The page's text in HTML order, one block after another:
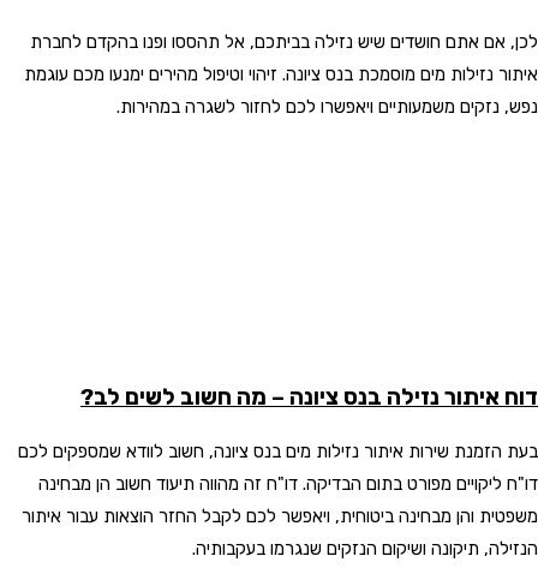
לכן, אם אתם חושדים שיש נזילה בביתכם, אל תהססו ופנו בהקדם לחברת
איתור נזילות מים מוסמכת בנס ציונה. זיהוי וטיפול מהירים ימנעו מכם עוגמת
נפש, נזקים משמעותיים ויאפשרו לכם לחזור לשגרה במהירות.
דוח איתור נזילה בנס ציונה – מה חשוב לשים לב?
בעת הזמנת שירות איתור נזילות מים בנס ציונה, חשוב לוודא שמספקים לכם
דו"ח ליקויים מפורט בתום הבדיקה. דו"ח זה מהווה תיעוד חשוב הן מבחינה
משפטית והן מבחינה ביטוחית, ויאפשר לכם לקבל החזר הוצאות עבור איתור
הנזילה, תיקונה ושיקום הנזקים שנגרמו בעקבותיה.